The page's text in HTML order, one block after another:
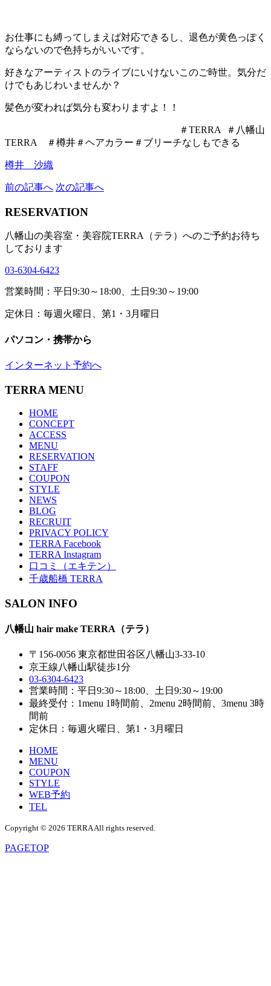
お仕事にも縛ってしまえば対応できるし、退色が黄色っぽく
ならないので色持ちがいいです。
好きなアーティストのライブにいけないこのご時世。気分だ
けでもあじわいませんか？
髪色が変われば気分も変わりますよ！！
＃TERRA ＃八幡山
TERRA ＃樽井＃ヘアカラー＃ブリーチなしもできる
樽井 沙織
前の記事へ 次の記事へ
RESERVATION
八幡山の美容室・美容院TERRA（テラ）へのご予約お待ち
しております
03-6304-6423
営業時間：平日9:30～18:00、土日9:30～19:00
定休日：毎週火曜日、第1・3月曜日
パソコン・携帯から
インターネット予約へ
TERRA MENU
HOME
CONCEPT
ACCESS
MENU
RESERVATION
STAFF
COUPON
STYLE
NEWS
BLOG
RECRUIT
PRIVACY POLICY
TERRA Facebook
TERRA Instagram
口コミ（エキテン）
千歳船橋 TERRA
SALON INFO
八幡山 hair make TERRA（テラ）
〒156-0056 東京都世田谷区八幡山3-33-10
京王線八幡山駅徒歩1分
03-6304-6423
営業時間：平日9:30～18:00、土日9:30～19:00
最終受付：1menu 1時間前、2menu 2時間前、3menu 3時
間前
定休日：毎週火曜日、第1・3月曜日
HOME
MENU
COUPON
STYLE
WEB予約
TEL
Copyright © 2026 TERRA All rights reserved.
PAGETOP